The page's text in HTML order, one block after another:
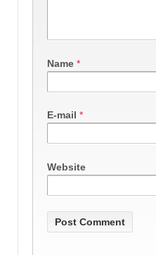
Name *
E-mail *
Website